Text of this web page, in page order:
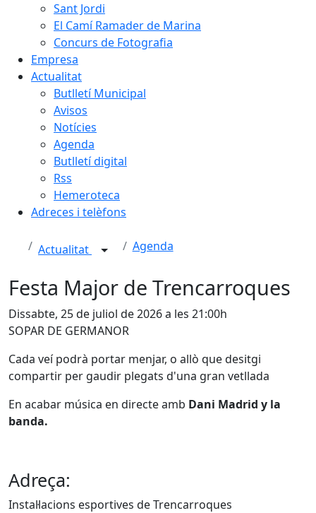
Sant Jordi
El Camí Ramader de Marina
Concurs de Fotografia
Empresa
Actualitat
Butlletí Municipal
Avisos
Notícies
Agenda
Butlletí digital
Rss
Hemeroteca
Adreces i telèfons
Actualitat Agenda
Festa Major de Trencarroques
Dissabte, 25 de juliol de 2026 a les 21:00h
SOPAR DE GERMANOR
Cada veí podrà portar menjar, o allò que desitgi
compartir per gaudir plegats d'una gran vetllada
En acabar música en directe amb Dani Madrid y la
banda.
Adreça:
Instal·lacions esportives de Trencarroques